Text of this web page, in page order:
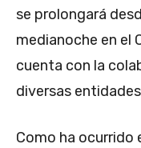
se prolongará
medianoche en el
cuenta con la
diversas
Como ha ocurrido